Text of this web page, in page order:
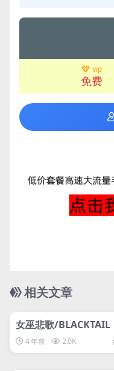
vip
免费
相关文章
网盘下载
女巫悲歌/BLACKTAIL
4 年前 2.0K